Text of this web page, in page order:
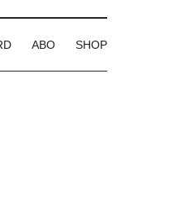
SHOP
ABO